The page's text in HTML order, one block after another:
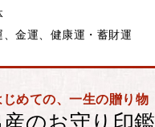
、金運、健康運・蓄財運
じめての、一生の贈り物
産のお守り印鑑